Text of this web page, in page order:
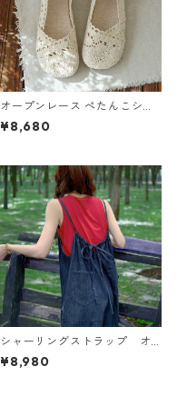
オープンレース ぺたんこシュ
ーズ 2col Y 260097
¥8,680
シャーリングストラップ オ
ーバーオール N CP021
¥8,980